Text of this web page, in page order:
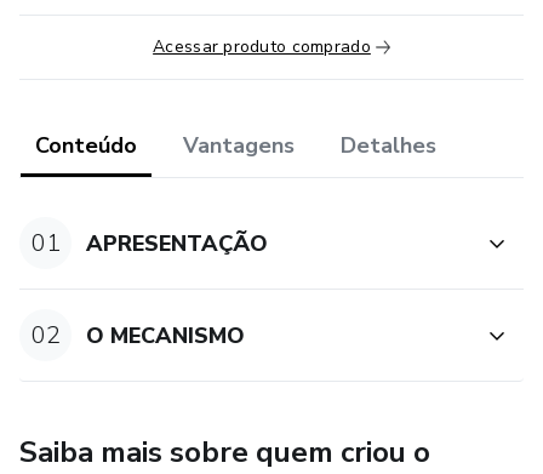
Acessar produto comprado
Conteúdo Vantagens Detalhes
01 APRESENTAÇÃO
02 O MECANISMO
Saiba mais sobre quem criou o